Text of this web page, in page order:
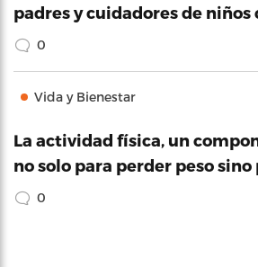
padres y cuidadores de
0
Vida y Bienestar
La actividad física, un
no solo para perder peso sino
0